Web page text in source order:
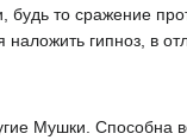
будь то сражение
гипноз, в
Мушки. Способна